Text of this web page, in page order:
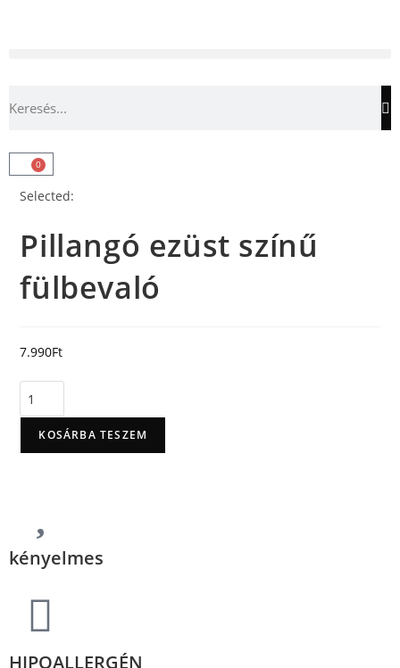
0
Selected:
Pillangó ezüst színű
fülbevaló
7.990Ft
KOSÁRBA TESZEM
kényelmes
HIPOALLERGÉN